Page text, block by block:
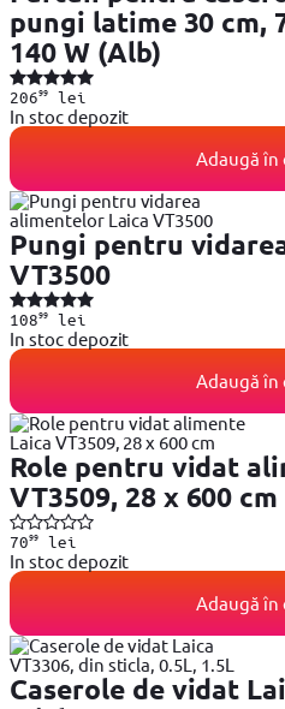
pungi latime 30 cm,
140 W (Alb)
20699lei
In stoc depozit
Adaugă în
Pungi pentru
VT3500
10899lei
In stoc depozit
Adaugă în
Role pentru vidat
VT3509, 28 x 600 cm
7099lei
In stoc depozit
Adaugă în
Caserole de vidat